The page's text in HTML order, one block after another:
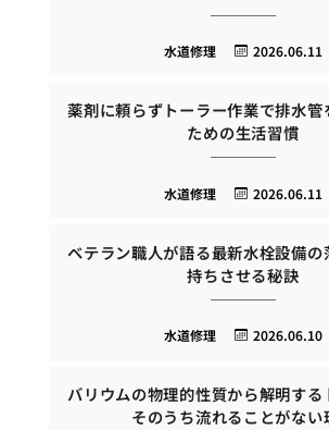
2026.06.11
水道修理
薬剤に頼らずトーラー作業で排水管
ための生活習慣
2026.06.11
水道修理
ベテラン職人が語る最新水栓設備の
持ちさせる秘訣
2026.06.10
水道修理
バリウムの物理的性質から解明する
そのうち流れることがない